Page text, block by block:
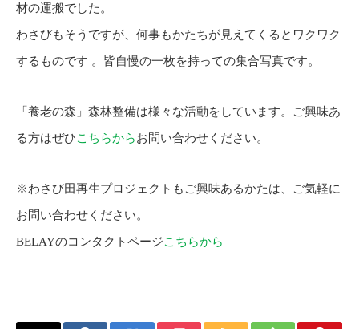
材の運搬でした。
わさびもそうですが、何事もかたちが見えてくるとワクワク
するものです 。皆自慢の一枚を持っての集合写真です。
「養老の森」森林整備は様々な活動をしています。ご興味あ
る方はぜひこちらからお問い合わせください。
※わさび田再生プロジェクトもご興味あるかたは、ご気軽に
お問い合わせください。
BELAYのコンタクトページこちらから